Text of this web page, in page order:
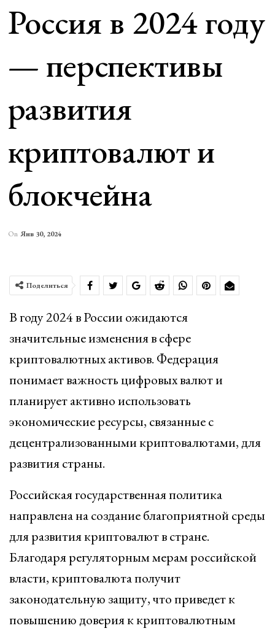
Россия в 2024 году
— перспективы
развития
криптовалют и
блокчейна
On Янв 30, 2024
Поделиться
В году 2024 в России ожидаются
значительные изменения в сфере
криптовалютных активов. Федерация
понимает важность цифровых валют и
планирует активно использовать
экономические ресурсы, связанные с
децентрализованными криптовалютами, для
развития страны.
Российская государственная политика
направлена на создание благоприятной среды
для развития криптовалют в стране.
Благодаря регуляторным мерам российской
власти, криптовалюта получит
законодательную защиту, что приведет к
повышению доверия к криптовалютным